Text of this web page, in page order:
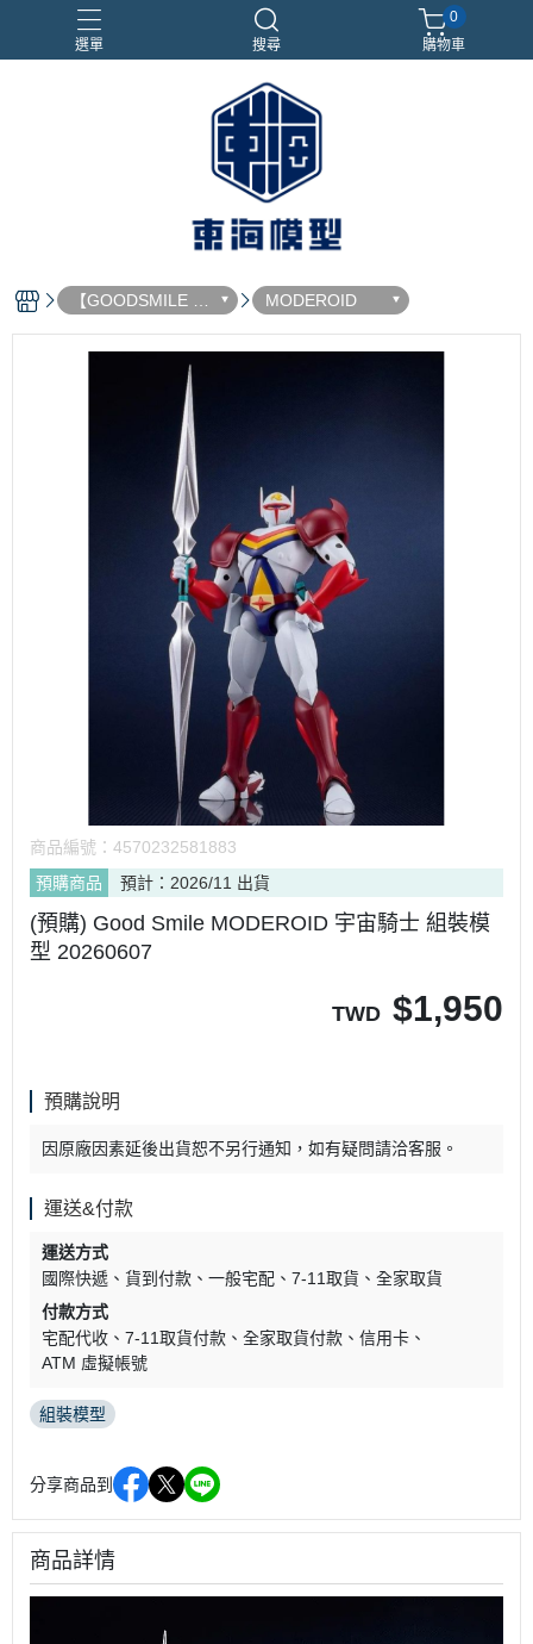
選單 搜尋
合金車
閃電霹靂車
電子雞/塔麻可吉/塔麻歌子
0
購物車
【GOODSMILE 好
微笑】
MODEROID
商品編號： 4570232581883
預購商品
預計：2026/11 出貨
(預購) Good Smile MODEROID 宇宙騎士 組裝模
型 20260607
TWD $1,950
預購說明
因原廠因素延後出貨恕不另行通知，如有疑問請洽客服。
運送&付款
運送方式
國際快遞
貨到付款 一般宅配 7-11取貨
全家取貨
付款方式
宅配代收
7-11取貨付款 全家取貨付款
信用卡
ATM 虛擬帳號
組裝模型
分享商品到
商品詳情